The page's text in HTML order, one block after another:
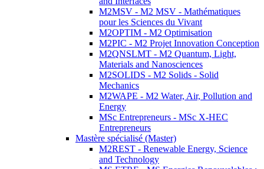
M2MSV - M2 MSV - Mathématiques
pour les Sciences du Vivant
M2OPTIM - M2 Optimisation
M2PIC - M2 Projet Innovation Conception
M2QNSLMT - M2 Quantum, Light,
Materials and Nanosciences
M2SOLIDS - M2 Solids - Solid
Mechanics
M2WAPE - M2 Water, Air, Pollution and
Energy
MSc Entrepreneurs - MSc X-HEC
Entrepreneurs
Mastère spécialisé (Master)
M2REST - Renewable Energy, Science
and Technology